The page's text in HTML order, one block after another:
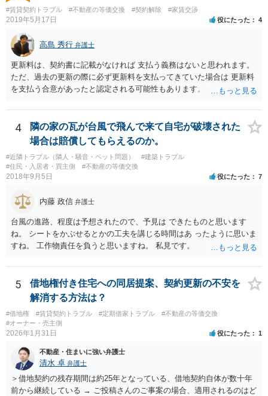
#賃貸契約トラブル #不動産の等価交換 #契約解除 #家賃交渉
2019年5月17日 役にたった 4
高島 秀行 弁護士
更新料は、契約書に記載がなければ 支払う義務はないと思われます。
ただ、過去の更新の際に必ず更新料を支払ってきていた場合は 更新料
を支払う合意があったと認定される可能性もあります。 弁護士に面談
4
隣の家の瓦が台風で飛んで来て自宅が破壊された
場合は賠償してもらえるのか。
#近隣トラブル（隣人・騒音・ペット問題）
#建築トラブル
#住民・入居者・買主側
#不動産の等価交換
2018年9月5日 役にたった 7
内藤 政信 弁護士
台風の進路、程度は予想されたので、予見は できたものと思います
ね。 シートをかぶせるとかの工夫を講じる時間はあ ったように思いま
すね。 工作物責任を負うと思いますね。 私見です。
5
借地権付き住宅への同居提案、契約更新の不安を
解消する方法は？
#借地権 #賃貸契約トラブル #定期借家トラブル
#不動産の等価交換
#オーナー・売主側
2026年1月31日 役にたった 1
不動産・住まいに強い弁護士
清水 卓 弁護士
＞借地契約の残存期間は約25年となっている、借地契約自体が数十年
前から継続している → ご投稿さんのご事案の場合、適用されるのはど